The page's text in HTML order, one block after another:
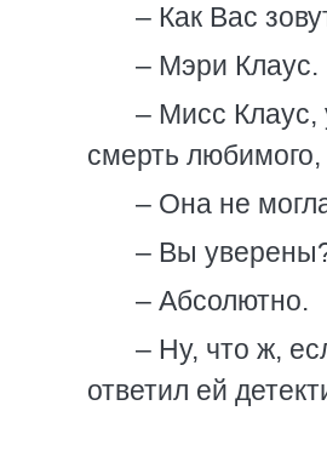
– Как Вас
– Мэри Клаус.
– Мисс Клаус,
смерть любимого,
– Она не
– Вы
– Абсолютно.
– Ну, что ж,
ответил ей